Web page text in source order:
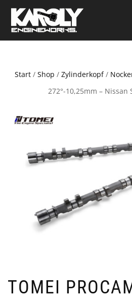
Start/ Shop / Zylinderkopf/
272°-10,25mm – Nissan
TOMEI